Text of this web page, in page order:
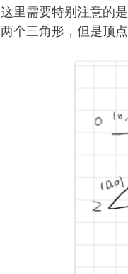
这里需要特别注意的
两个三角形，但是顶